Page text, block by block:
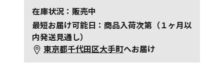
在庫状況：販売中
最短お届け可能日：商品入荷次第（１ヶ月以
内発送見通し）
東京都千代田区大手町へお届け